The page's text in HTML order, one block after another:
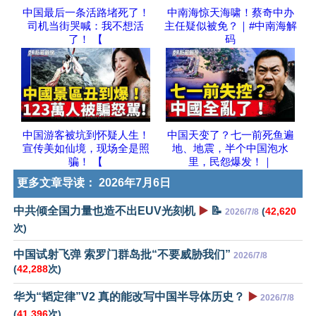
中国最后一条活路堵死了！
司机当街哭喊：我不想活
了！ 【
中南海惊天海啸！蔡奇中办
主任疑似被免？｜#中南海解
码
中国游客被坑到怀疑人生！
宣传美如仙境，现场全是照
骗！ 【
中国天变了？七一前死鱼遍
地、地震，半个中国泡水
里，民怨爆发！｜
更多文章导读： 2026年7月6日
中共倾全国力量也造不出EUV光刻机 ▶️ 📝 2026/7/8 (42,620
次)
中国试射飞弹 索罗门群岛批“不要威胁我们” 2026/7/8
(42,288次)
华为“韬定律”V2 真的能改写中国半导体历史？ ▶️ 2026/7/8